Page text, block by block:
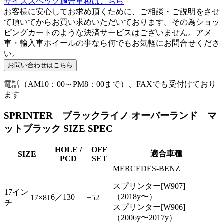
お客様に安心してお求め頂くために、ご相談・ご説明をさせ
て頂いてからお買い求めいただいております。その為ショッ
ピングカートのような決済サービスはございません。アメ
車・輸入車ホイールの事なら何でもお気軽にお問合せくださ
い。
電話（AM10：00～PM8：00まで）、FAXでも受付けており
ます
SPRINTER ブラックライノ オーバーランド マ
ットブラック SIZE SPEC
SIZE
HOLE /
PCD
OFF
SET
適合車種
17イン
チ
17×8J6／130 +52
MERCEDES-BENZ
スプリンター[W907]
（2018y〜）
スプリンター[W906]
（2006y〜2017y）